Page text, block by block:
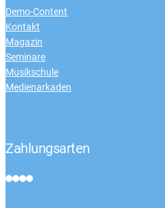
Demo-Content
Kontakt
Magazin
Seminare
Musikschule
Medienarkaden
Zahlungsarten